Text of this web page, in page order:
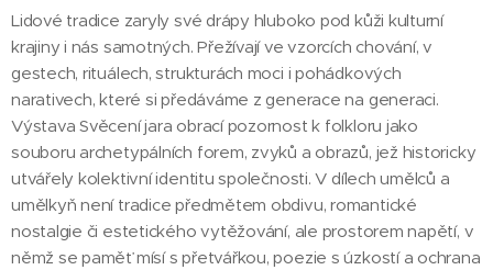
Lidové tradice zaryly své drápy hluboko pod kůži kulturní
krajiny i nás samotných. Přežívají ve vzorcích chování, v
gestech, rituálech, strukturách moci i pohádkových
narativech, které si předáváme z generace na generaci.
Výstava Svěcení jara obrací pozornost k folkloru jako
souboru archetypálních forem, zvyků a obrazů, jež historicky
utvářely kolektivní identitu společnosti. V dílech umělců a
umělkyň není tradice předmětem obdivu, romantické
nostalgie či estetického vytěžování, ale prostorem napětí, v
němž se paměť mísí s přetvářkou, poezie s úzkostí a ochrana